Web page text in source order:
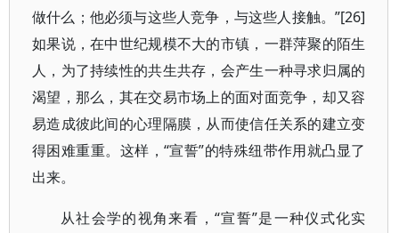
做什么；他必须与这些人竞争，与这些人接触。”[26]
如果说，在中世纪规模不大的市镇，一群萍聚的陌生
人，为了持续性的共生共存，会产生一种寻求归属的
渴望，那么，其在交易市场上的面对面竞争，却又容
易造成彼此间的心理隔膜，从而使信任关系的建立变
得困难重重。这样，“宣誓”的特殊纽带作用就凸显了
出来。
从社会学的视角来看，“宣誓”是一种仪式化实